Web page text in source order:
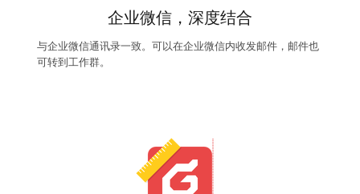
企业微信，深度结合
与企业微信通讯录一致。可以在企业微信内收发邮件，邮件也
可转到工作群。